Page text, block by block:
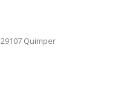
29107 Quimper